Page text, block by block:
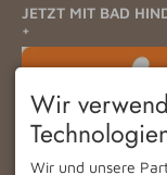
JETZT MIT BAD
+
Wir
Wir und unsere